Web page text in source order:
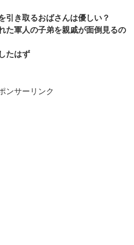
引き取るおばさんは優しい？
た軍人の子弟を親戚が面倒見るの
たはず
ンサーリンク